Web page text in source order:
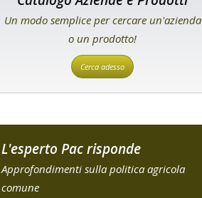
Un modo semplice per cercare un'azienda
o un prodotto!
Cerca adesso
L'esperto Pac risponde
Approfondimenti sulla politica agricola
comune